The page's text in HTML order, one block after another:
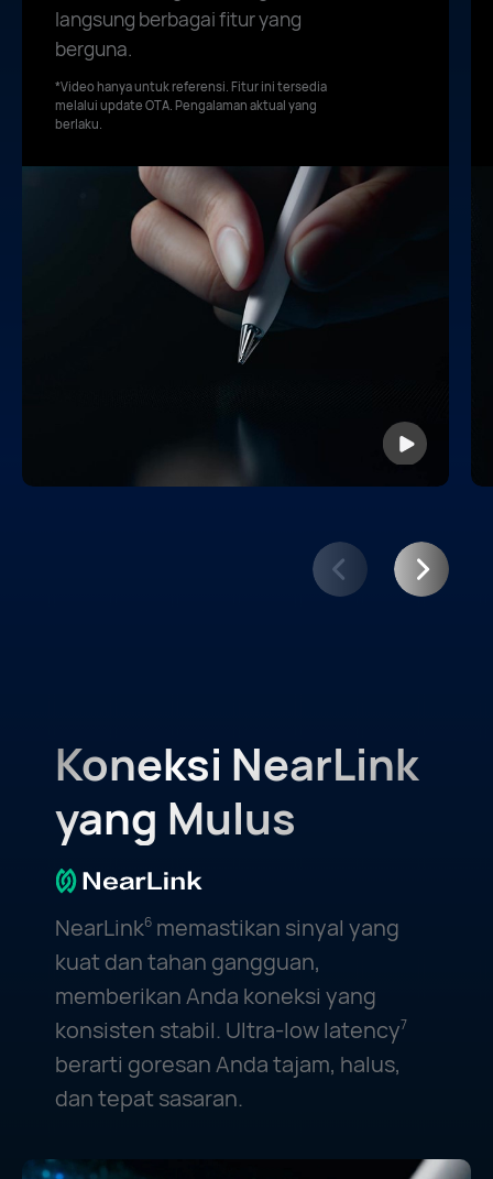
langsung berbagai fitur yang
berguna.
*Video hanya untuk referensi. Fitur ini tersedia
melalui update OTA. Pengalaman aktual yang
berlaku.
Koneksi NearLink
yang Mulus
NearLink6memastikan sinyal yang
kuat dan tahan gangguan,
memberikan Anda koneksi yang
konsisten stabil. Ultra-low latency7
berarti goresan Anda tajam, halus,
dan tepat sasaran.